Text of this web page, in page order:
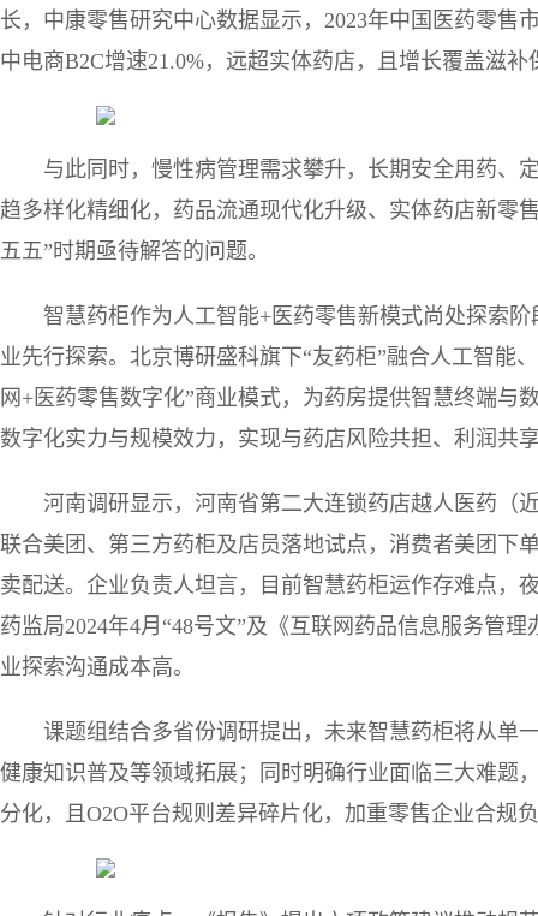
长，中康零售研究中心数据显示，2023年中国医药零售
中电商B2C增速21.0%，远超实体药店，且增长覆盖滋
与此同时，慢性病管理需求攀升，长期安全用药、
趋多样化精细化，药品流通现代化升级、实体药店新零
五五”时期亟待解答的问题。
智慧药柜作为人工智能+医药零售新模式尚处探索
业先行探索。北京博研盛科旗下“友药柜”融合人工智能
网+医药零售数字化”商业模式，为药房提供智慧终端与
数字化实力与规模效力，实现与药店风险共担、利润共
河南调研显示，河南省第二大连锁药店越人医药（
联合美团、第三方药柜及店员落地试点，消费者美团下
卖配送。企业负责人坦言，目前智慧药柜运作存难点，
药监局2024年4月“48号文”及《互联网药品信息服务管
业探索沟通成本高。
课题组结合多省份调研提出，未来智慧药柜将从单
健康知识普及等领域拓展；同时明确行业面临三大难题
分化，且O2O平台规则差异碎片化，加重零售企业合规